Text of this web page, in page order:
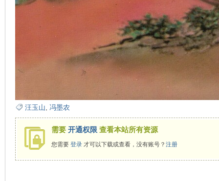
汪玉山 冯墨农
需要 开通权限 查看本站所有资源
您需要 登录才可以下载或查看，没有账号？ 注册